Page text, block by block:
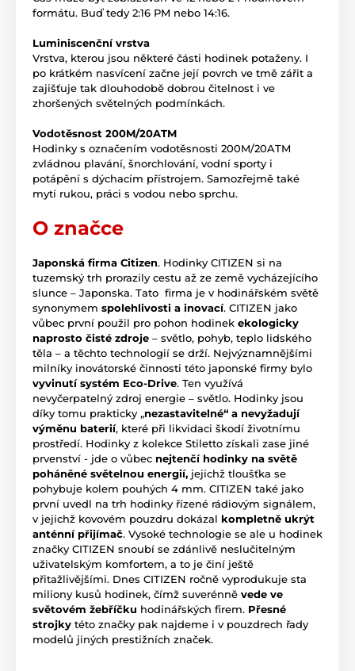
formátu. Buď tedy 2:16 PM nebo 14:16.
Luminiscenční vrstva
Vrstva, kterou jsou některé části hodinek potaženy. I
po krátkém nasvícení začne její povrch ve tmě zářit a
zajišťuje tak dlouhodobě dobrou čitelnost i ve
zhoršených světelných podmínkách.
Vodotěsnost 200M/20ATM
Hodinky s označením vodotěsnosti 200M/20ATM
zvládnou plavání, šnorchlování, vodní sporty i
potápění s dýchacím přístrojem. Samozřejmě také
mytí rukou, práci s vodou nebo sprchu.
O značce
Japonská firma Citizen. Hodinky CITIZEN si na
tuzemský trh prorazily cestu až ze země vycházejícího
slunce – Japonska. Tato firma je v hodinářském světě
synonymem spolehlivosti a inovací. CITIZEN jako
vůbec první použil pro pohon hodinek ekologicky
naprosto čisté zdroje – světlo, pohyb, teplo lidského
těla – a těchto technologií se drží. Nejvýznamnějšími
milníky inovátorské činnosti této japonské firmy bylo
vyvinutí systém Eco-Drive. Ten využívá
nevyčerpatelný zdroj energie – světlo. Hodinky jsou
díky tomu prakticky „nezastavitelné“ a nevyžadují
výměnu baterií, které při likvidaci škodí životnímu
prostředí. Hodinky z kolekce Stiletto získali zase jiné
prvenství - jde o vůbec nejtenčí hodinky na světě
poháněné světelnou energií, jejichž tloušťka se
pohybuje kolem pouhých 4 mm. CITIZEN také jako
první uvedl na trh hodinky řízené rádiovým signálem,
v jejichž kovovém pouzdru dokázal kompletně ukrýt
anténní přijímač. Vysoké technologie se ale u hodinek
značky CITIZEN snoubí se zdánlivě neslučitelným
uživatelským komfortem, a to je činí ještě
přitažlivějšími. Dnes CITIZEN ročně vyprodukuje sta
miliony kusů hodinek, čímž suverénně vede ve
světovém žebříčku hodinářských firem. Přesné
strojky této značky pak najdeme i v pouzdrech řady
modelů jiných prestižních značek.